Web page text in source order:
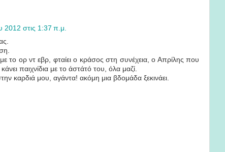
2012 στις 1:37 π.μ.
με το ορ ντ εβρ, φταίει ο κράσος στη συνέχεια, ο Απρίλης που
παιχνίδια με το άστάτό του, όλα μαζί.
καρδιά μου, αγάντα! ακόμη μια βδομάδα ξεκινάει.